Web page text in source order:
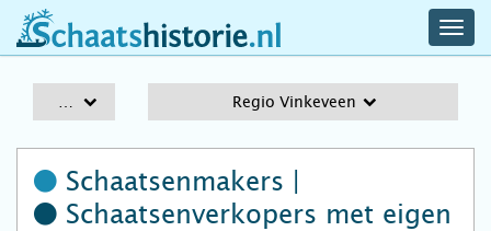
schaatshistorie.nl
Regio Vinkeveen
Schaatsenmakers |
Schaatsenverkopers met eigen